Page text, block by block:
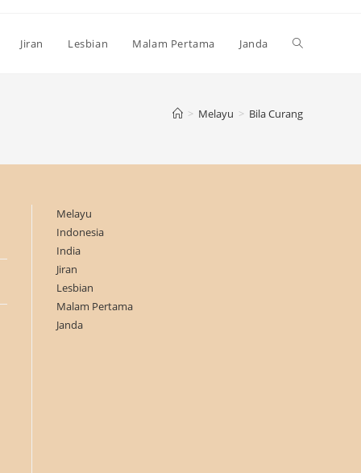
Jiran Lesbian Malam Pertama Janda Toggle
search
> Melayu > Bila Curang
Melayu
Indonesia
India
Jiran
Lesbian
Malam Pertama
Janda